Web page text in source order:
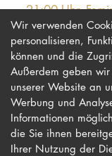
21:00 Uhr,
Impressum
Kontakt
Wir verwenden
personalisieren,
können und die
Außerdem geben
unserer Website an
Werbung und
Informationen
die Sie ihnen
Ihrer Nutzung der